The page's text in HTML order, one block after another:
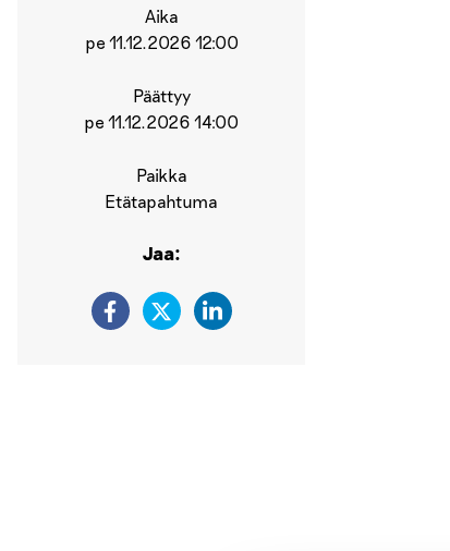
Aika
pe 11.12.2026 12:00
Päättyy
pe 11.12.2026 14:00
Paikka
Etätapahtuma
Jaa: